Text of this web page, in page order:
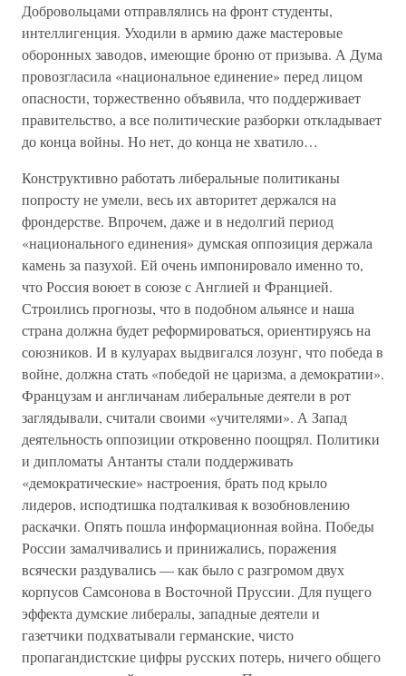
Добровольцами отправлялись на фронт студенты,
интеллигенция. Уходили в армию даже мастеровые
оборонных заводов, имеющие броню от призыва. А Дума
провозгласила «национальное единение» перед лицом
опасности, торжественно объявила, что поддерживает
правительство, а все политические разборки откладывает
до конца войны. Но нет, до конца не хватило…
Конструктивно работать либеральные политиканы
попросту не умели, весь их авторитет держался на
фрондерстве. Впрочем, даже и в недолгий период
«национального единения» думская оппозиция держала
камень за пазухой. Ей очень импонировало именно то,
что Россия воюет в союзе с Англией и Францией.
Строились прогнозы, что в подобном альянсе и наша
страна должна будет реформироваться, ориентируясь на
союзников. И в кулуарах выдвигался лозунг, что победа в
войне, должна стать «победой не царизма, а демократии».
Французам и англичанам либеральные деятели в рот
заглядывали, считали своими «учителями». А Запад
деятельность оппозиции откровенно поощрял. Политики
и дипломаты Антанты стали поддерживать
«демократические» настроения, брать под крыло
лидеров, исподтишка подталкивая к возобновлению
раскачки. Опять пошла информационная война. Победы
России замалчивались и принижались, поражения
всячески раздувались — как было с разгромом двух
корпусов Самсонова в Восточной Пруссии. Для пущего
эффекта думские либералы, западные деятели и
газетчики подхватывали германские, чисто
пропагандистские цифры русских потерь, ничего общего